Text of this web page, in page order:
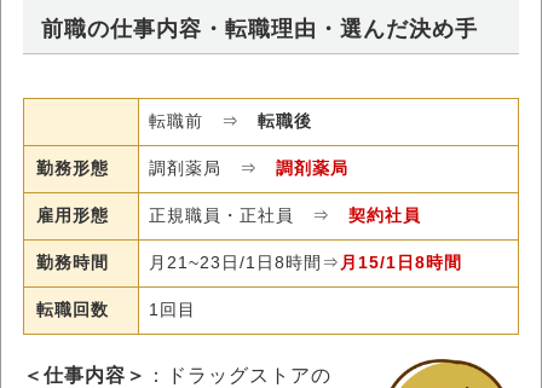
前職の仕事内容・転職理由・選んだ決め手
転職前 ⇒ 転職後
勤務形態 調剤薬局 ⇒ 調剤薬局
雇用形態 正規職員・正社員 ⇒ 契約社員
勤務時間 月21~23日/1日8時間⇒ 月15/1日8時間
転職回数 1回目
＜仕事内容＞
：ドラッグストアの